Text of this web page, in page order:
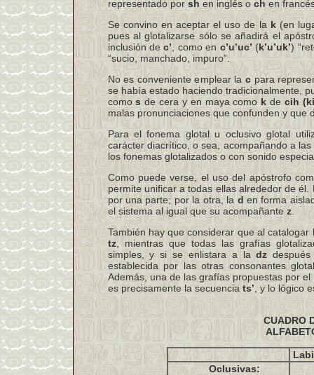
representado porsh en inglés o chen
Se convino en aceptar el uso de lak (en
pues al glotalizarse sólo se añadirá el
inclusión dec’, como en c’u’uc’(k’u’uk’)
“sucio, manchado, impuro”.
No es conveniente emplear lacpara
se había estado haciendo tradicionalmente,
comosde cera y en maya como kdecih
malas pronunciaciones que confunden y que
Para el fonema glotal u oclusivo glotal
carácter diacrítico, o sea, acompañando a
los fonemas glotalizados o con sonido
Como puede verse, el uso del apóstrofo
permite unificar a todas ellas alrededor de
por una parte; por la otra, la den forma
el sistema al igual que su acompañante z.
También hay que considerar que al
tz, mientras que todas las grafías
simples, y si se enlistara a ladz
establecida por las otras consonantes
Además, una de las grafías propuestas por
es precisamente la secuencia ts’ , y lo lógico
CUADRO
Oclusivas: